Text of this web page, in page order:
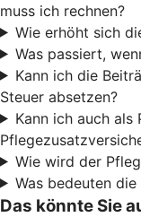
muss ich rechnen?
Wie erhöht sich
Was passiert,
Kann ich die
Steuer absetzen?
Kann ich auch
Wie wird der
Was bedeuten
Das könnte Sie